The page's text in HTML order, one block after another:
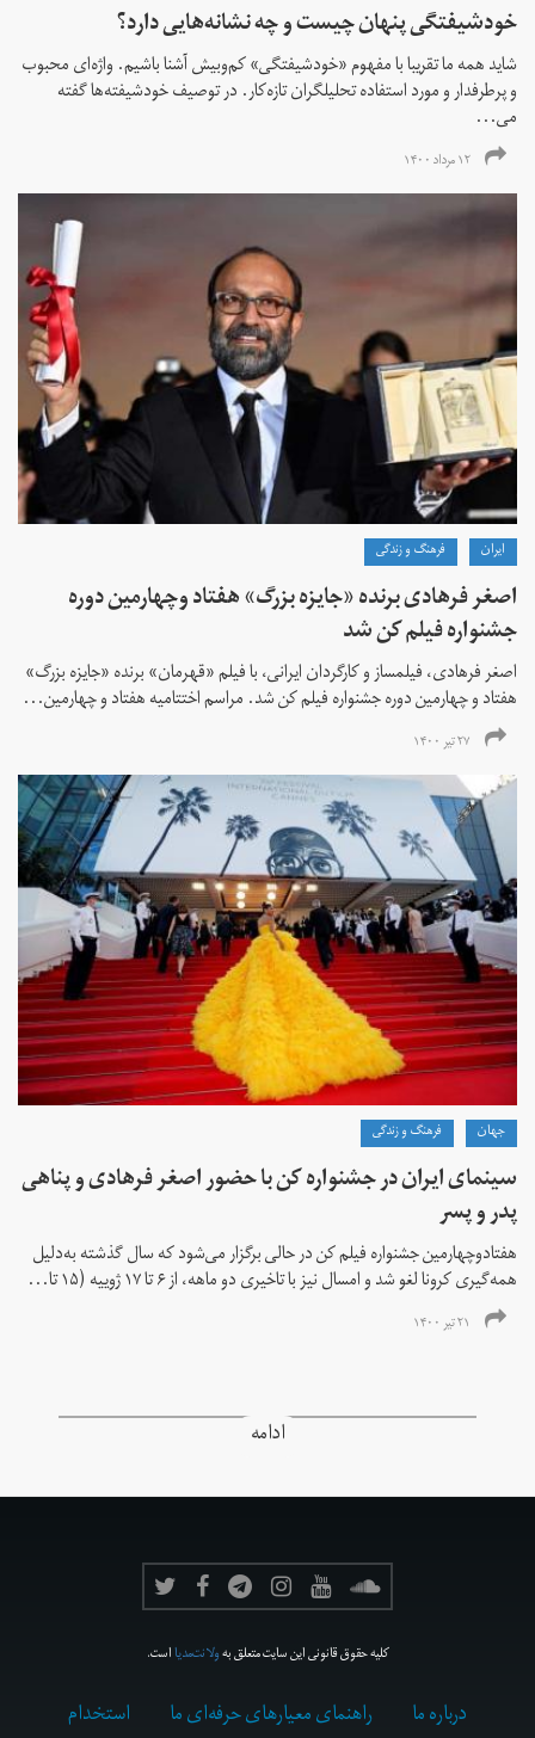
خودشیفتگی پنهان چیست و چه نشانه‌هایی دارد؟
شاید همه ما تقریبا با مفهوم «خودشیفتگی» کم‌و‌بیش آشنا باشیم. واژه‌ای محبوب
و پرطرفدار و مورد استفاده تحلیلگران تازه‌کار. در توصیف خودشیفته‌ها گفته
می...
۱۲ مرداد ۱۴۰۰
ايران فرهنگ و زندگی
اصغر فرهادی برنده «جایزه بزرگ»‌ هفتاد‌ وچهارمین دوره
جشنواره فیلم کن شد
اصغر فرهادی، فیلمساز و کارگردان ایرانی، با فیلم «قهرمان» برنده «جایزه بزرگ»
هفتاد و چهارمین دوره جشنواره فیلم کن شد. مراسم اختتامیه هفتاد و چهارمین...
۲۷ تیر ۱۴۰۰
جهان فرهنگ و زندگی
سینمای ایران در جشنواره کن با حضور اصغر فرهادی و پناهی
پدر و پسر
هفتادوچهارمین جشنواره فیلم کن در حالی برگزار می‌شود که سال گذشته به‌دلیل
همه‌گیری کرونا لغو شد و امسال نیز با تاخیری دو ماهه، از ۶ تا ۱۷ ژوییه (۱۵ تا...
۲۱ تیر ۱۴۰۰
ادامه
کلیه حقوق قانونی این سایت متعلق بهولانت‌مدیااست.
درباره ما راهنمای معیارهای حرفه‌ای ما استخدام